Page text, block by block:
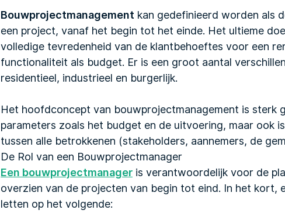
Bouwprojectmanagement kan gedefinieerd worden als
een project, vanaf het begin tot het einde. Het ultieme
volledige tevredenheid van de klantbehoeftes voor een
functionaliteit als budget. Er is een groot aantal
residentieel, industrieel en burgerlijk.
Het hoofdconcept van bouwprojectmanagement is sterk
parameters zoals het budget en de uitvoering, maar ook
tussen alle betrokkenen (stakeholders, aannemers, de
De Rol van een Bouwprojectmanager
Een bouwprojectmanager is verantwoordelijk voor de
overzien van de projecten van begin tot eind. In het kort,
letten op het volgende: